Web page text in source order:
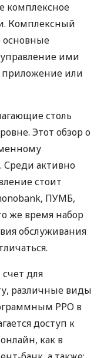
комплексное
Комплексный
основные
ими
приложение или
столь
Этот обзор о
активно
стоит
ПУМБ,
же время набор
обслуживания
для
различные виды
РРО в
доступ к
как в